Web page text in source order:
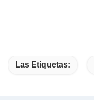
Las Etiquetas: